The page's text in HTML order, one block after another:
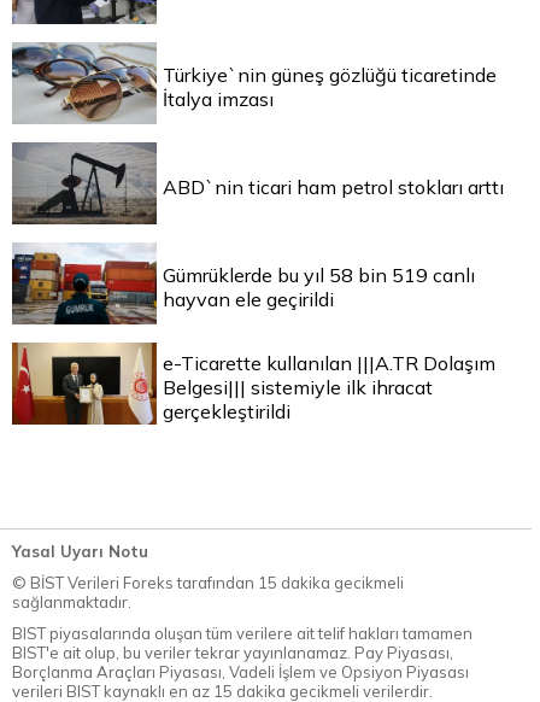
Türkiye`nin güneş gözlüğü ticaretinde
İtalya imzası
ABD`nin ticari ham petrol stokları arttı
Gümrüklerde bu yıl 58 bin 519 canlı
hayvan ele geçirildi
e-Ticarette kullanılan |||A.TR Dolaşım
Belgesi||| sistemiyle ilk ihracat
gerçekleştirildi
Yasal Uyarı Notu
© BİST Verileri Foreks tarafından 15 dakika gecikmeli
sağlanmaktadır.
BIST piyasalarında oluşan tüm verilere ait telif hakları tamamen
BIST'e ait olup, bu veriler tekrar yayınlanamaz. Pay Piyasası,
Borçlanma Araçları Piyasası, Vadeli İşlem ve Opsiyon Piyasası
verileri BIST kaynaklı en az 15 dakika gecikmeli verilerdir.